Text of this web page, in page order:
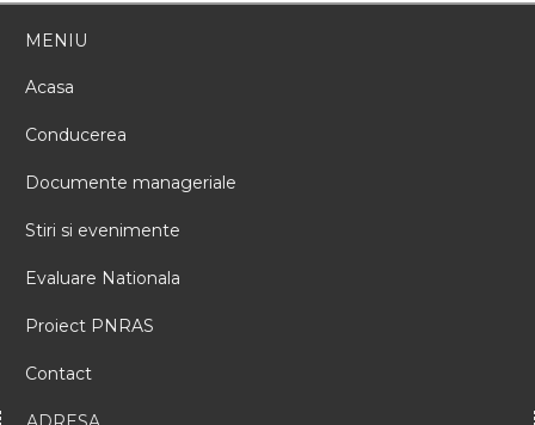
MENIU
Acasa
Conducerea
Documente manageriale
Stiri si evenimente
Evaluare Nationala
Proiect PNRAS
Contact